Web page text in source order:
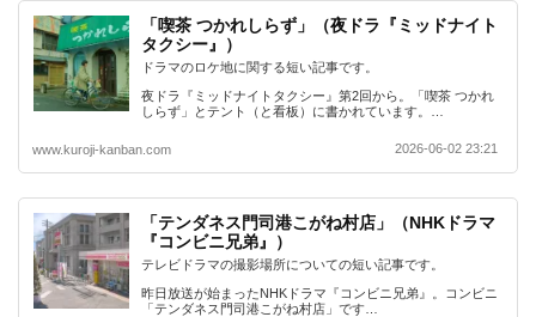
「喫茶 つかれしらず」（夜ドラ『ミッドナイト
タクシー』）
ドラマのロケ地に関する短い記事です。
夜ドラ『ミッドナイトタクシー』第2回から。「喫茶 つかれ
しらず」とテント（と看板）に書かれています。…
www.kuroji-kanban.com 2026-06-02 23:21
「テンダネス門司港こがね村店」（NHKドラマ
『コンビニ兄弟』）
テレビドラマの撮影場所についての短い記事です。
昨日放送が始まったNHKドラマ『コンビニ兄弟』。コンビニ
「テンダネス門司港こがね村店」です…